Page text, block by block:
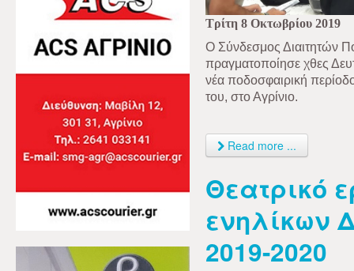
Τρίτη 8 Οκτωβρίου 2019
Ο Σύνδεσμος Διαιτητών
πραγματοποίησε χθες
νέα ποδοσφαιρική
του, στο Αγρίνιο.
Read more ...
Θεατρικό
ενηλίκων
2019-2020